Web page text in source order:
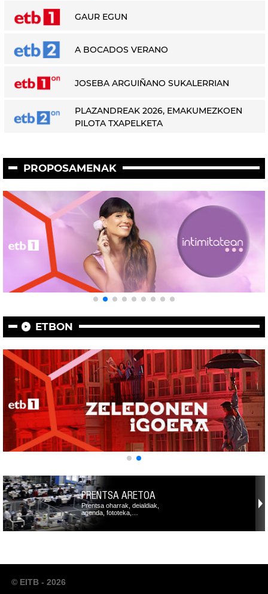
GAUR EGUN
A BOCADOS VERANO
JOSEBA ARGUIÑANO SUKALERRIAN
PLAZANDREAK 2026, EMAKUMEZKOEN
PILOTA TXAPELKETA
PROPOSAMENAK
ETBON
PRENTSA ARETOA
Prentsa oharrak, deialdiak,
agenda, fototeka,…
© EITB - 2026